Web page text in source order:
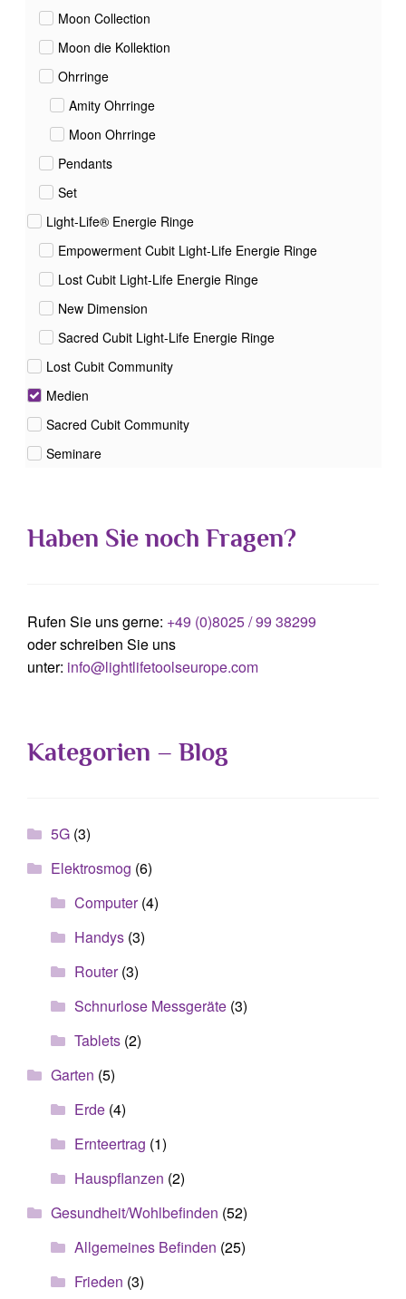
Moon Collection
Moon die Kollektion
Ohrringe
Amity Ohrringe
Moon Ohrringe
Pendants
Set
Light-Life® Energie Ringe
Empowerment Cubit Light-Life Energie Ringe
Lost Cubit Light-Life Energie Ringe
New Dimension
Sacred Cubit Light-Life Energie Ringe
Lost Cubit Community
Medien
Sacred Cubit Community
Seminare
Haben Sie noch Fragen?
Rufen Sie uns gerne: +49 (0)8025 / 99 38299
oder schreiben Sie uns
unter: info@lightlifetoolseurope.com
Kategorien – Blog
5G(3)
Elektrosmog (6)
Computer(4)
Handys(3)
Router(3)
Schnurlose Messgeräte(3)
Tablets(2)
Garten (5)
Erde(4)
Ernteertrag (1)
Hauspflanzen (2)
Gesundheit/Wohlbefinden (52)
Allgemeines Befinden (25)
Frieden (3)